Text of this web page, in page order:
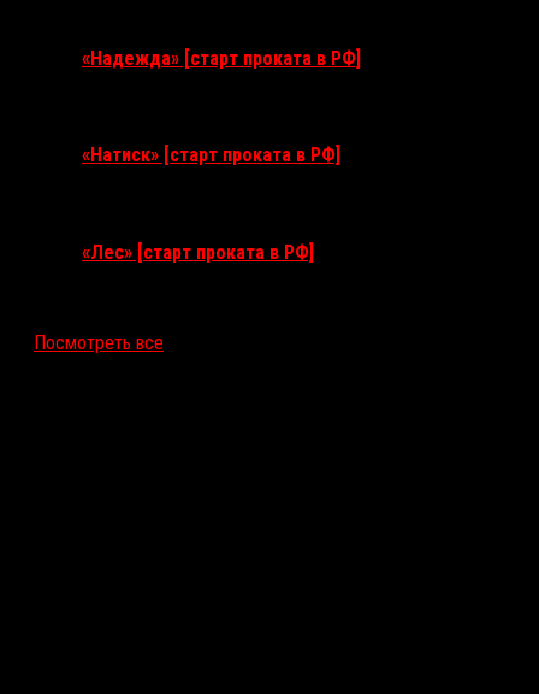
«Надежда» [старт проката в РФ]
«Натиск» [старт проката в РФ]
«Лес» [старт проката в РФ]
Посмотреть все